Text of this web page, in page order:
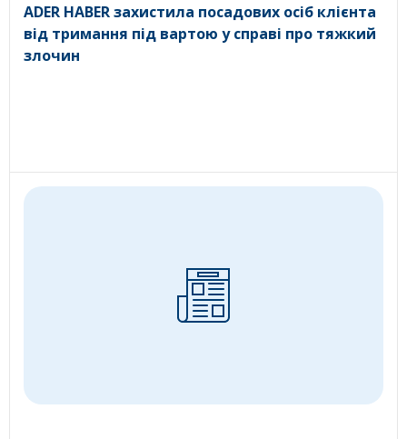
ADER HABER захистила посадових осіб клієнта
від тримання під вартою у справі про тяжкий
злочин